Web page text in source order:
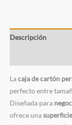
Descripción
Lacaja de cartón
perfecto entre
Diseñada para
ofrece una